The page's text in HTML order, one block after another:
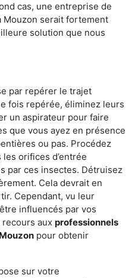
cas, une entreprise de
Mouzon serait fortement
solution que nous
par repérer le trajet
fois repérée, éliminez leurs
un aspirateur pour faire
que vous ayez en présence
ou pas. Procédez
orifices d’entrée
par ces insectes. Détruisez
Cela devrait en
Cependant, vu leur
influencés par vos
aux professionnels
pour obtenir
sur votre